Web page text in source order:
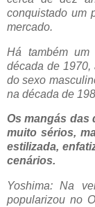
conquistado um
mercado.
Há também um
década de 1970,
do sexo
na década de
Os mangás das
muito sérios,
estilizada,
cenários.
Yoshima: Na
popularizou no